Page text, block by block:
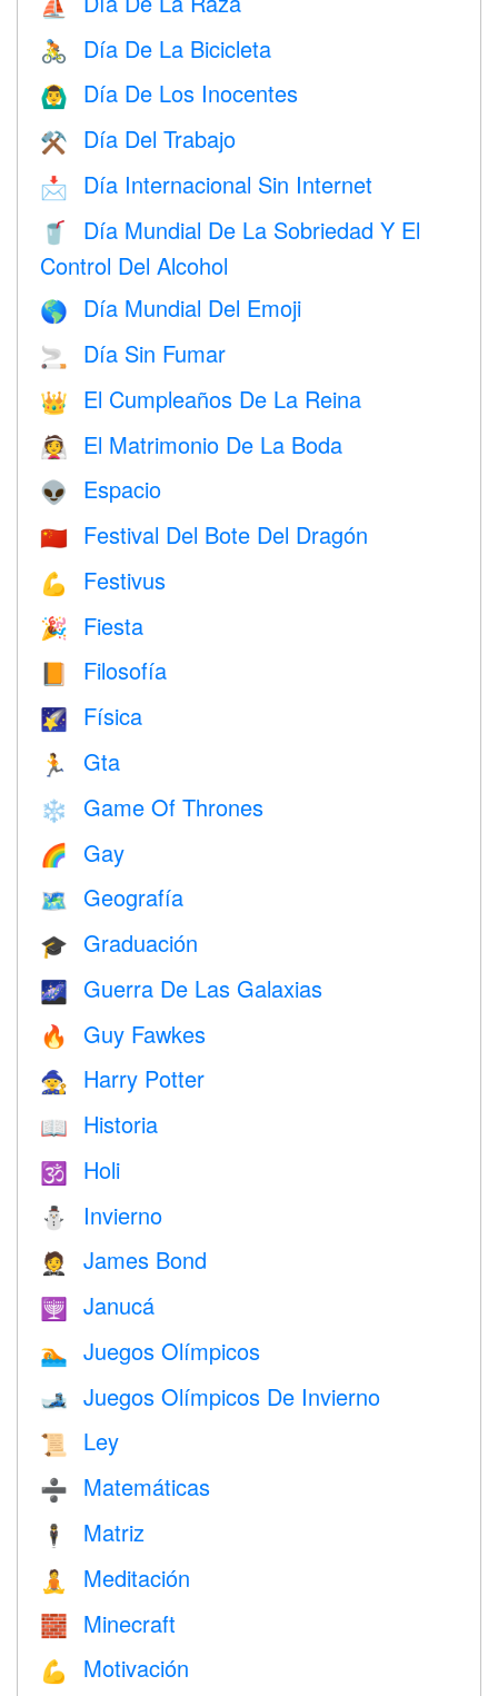
⛵️
🚴 Día De La Bicicleta
🙆‍♂️ Día De Los Inocentes
⚒️ Día Del Trabajo
📩 Día Internacional Sin Internet
🥤
Día Mundial De La Sobriedad Y El
Control Del Alcohol
🌎 Día Mundial Del Emoji
🚬 Día Sin Fumar
👑 El Cumpleaños De La Reina
👰 El Matrimonio De La Boda
👽 Espacio
🇨🇳 Festival Del Bote Del Dragón
💪 Festivus
🎉 Fiesta
📙 Filosofía
🌠 Física
🏃 Gta
❄️ Game Of Thrones
🌈 Gay
🗺 Geografía
🎓 Graduación
🌌 Guerra De Las Galaxias
🔥 Guy Fawkes
🧙 Harry Potter
📖 Historia
🕉 Holi
⛄ Invierno
🤵 James Bond
🕎 Janucá
🏊 Juegos Olímpicos
🎿 Juegos Olímpicos De Invierno
📜 Ley
➗ Matemáticas
🕴️ Matriz
🧘 Meditación
🧱 Minecraft
💪 Motivación